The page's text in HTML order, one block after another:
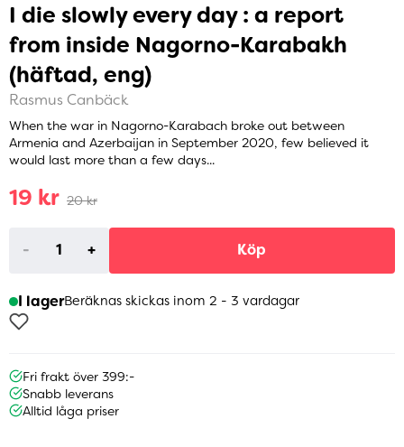
I die slowly every day : a report
from inside Nagorno-Karabakh
(häftad, eng)
Rasmus Canbäck
When the war in Nagorno-Karabach broke out between
Armenia and Azerbaijan in September 2020, few believed it
would last more than a few days...
19 kr 20 kr
- + Köp
I lagerBeräknas skickas inom 2 - 3 vardagar
Fri frakt över 399:-
Snabb leverans
Alltid låga priser